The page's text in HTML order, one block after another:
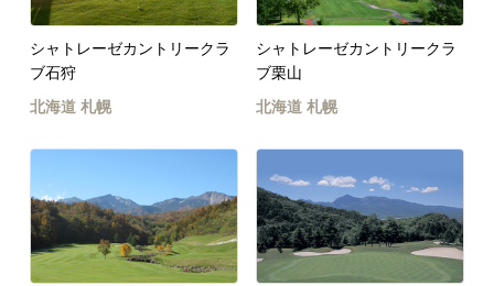
シャトレーゼカントリークラ
ブ石狩
北海道 札幌
シャトレーゼカントリークラ
ブ栗山
北海道 札幌